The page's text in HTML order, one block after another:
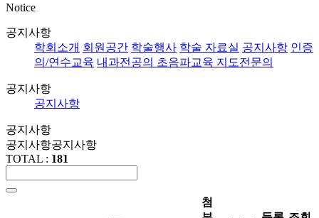
Notice
공지사항
학회소개 회원공간 학술행사 학술 자료실 공지사항 인증
의/연수교육 내과전공의 초음파교육 지도전문의
공지사항
공지사항
공지사항
공지사항공지사항
TOTAL : 181
첨